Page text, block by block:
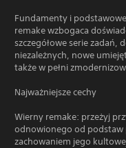
Fundamenty i
remake wzbogaca
szczegółowe serie zadań,
niezależnych, nowe
także w pełni
Najważniejsze cechy
Wierny remake: przeżyj
odnowionego od podstaw
zachowaniem jego